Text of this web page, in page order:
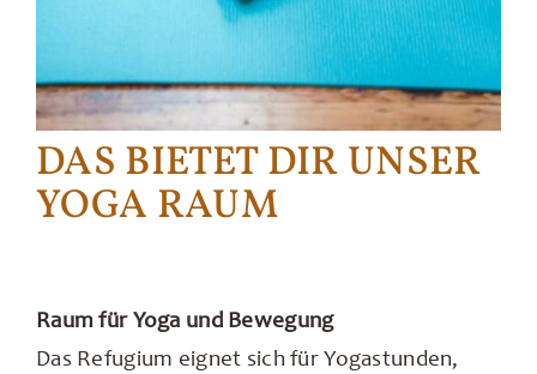
DAS BIETET DIR UNSER
YOGA RAUM
Raum für Yoga und Bewegung
Das Refugium eignet sich für Yogastunden,